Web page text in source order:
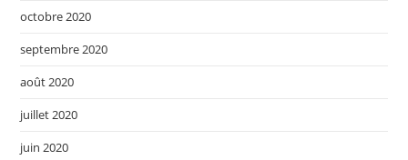
octobre 2020
septembre 2020
août 2020
juillet 2020
juin 2020